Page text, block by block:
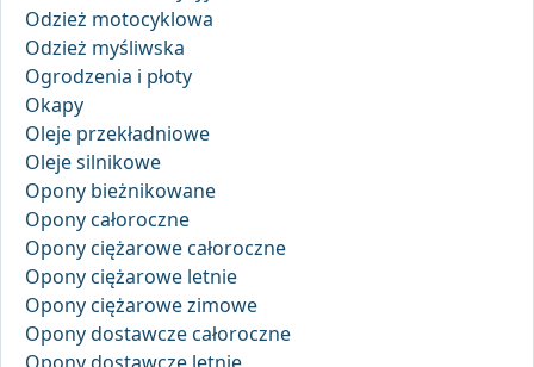
Odzież motocyklowa
Odzież myśliwska
Ogrodzenia i płoty
Okapy
Oleje przekładniowe
Oleje silnikowe
Opony bieżnikowane
Opony całoroczne
Opony ciężarowe całoroczne
Opony ciężarowe letnie
Opony ciężarowe zimowe
Opony dostawcze całoroczne